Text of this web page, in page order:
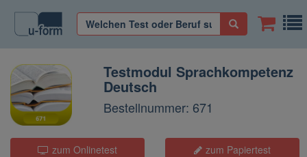
Testmodul Sprachkompetenz
Deutsch
Bestellnummer: 671
zum Onlinetest zum Papiertest